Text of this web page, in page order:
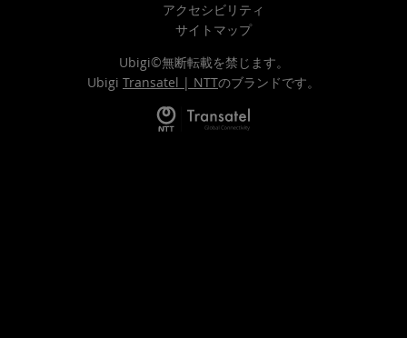
アクセシビリティ
サイトマップ
Ubigi©無断転載を禁じます。
Ubigi Transatel | NTTのブランドです。